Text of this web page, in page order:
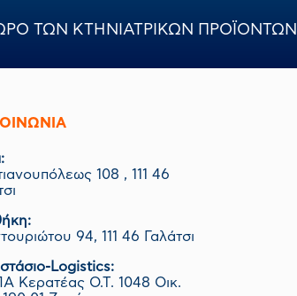
ΤΩΝ ΚΤΗΝΙΑΤΡΙΚΩΝ ΠΡΟΪΟΝΤΩΝ
108 , 111 46
94, 111 46 Γαλάτσι
Logistics:
Κερατέας Ο.Τ. 1048 Οικ.